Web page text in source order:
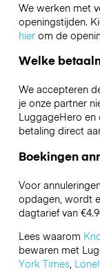
We werken met
openingstijden.
hierom de
Welke
We accepteren
je onze partner
LuggageHero en
betaling direct
Boekingen
Voor
opdagen, wordt
dagtarief van
Lees waarom
bewaren met
York Times,